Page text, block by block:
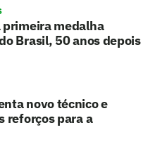
primeira medalha
Brasil, 50 anos depois
novo técnico e
reforços para a